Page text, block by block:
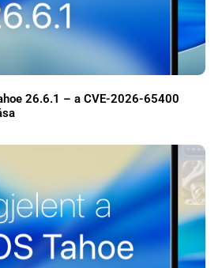
26.6.1 – a CVE-2026-65400